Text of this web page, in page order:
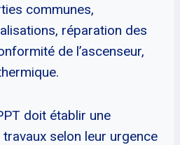
communes,
réparation des
de l’ascenseur,
doit établir une
selon leur urgence